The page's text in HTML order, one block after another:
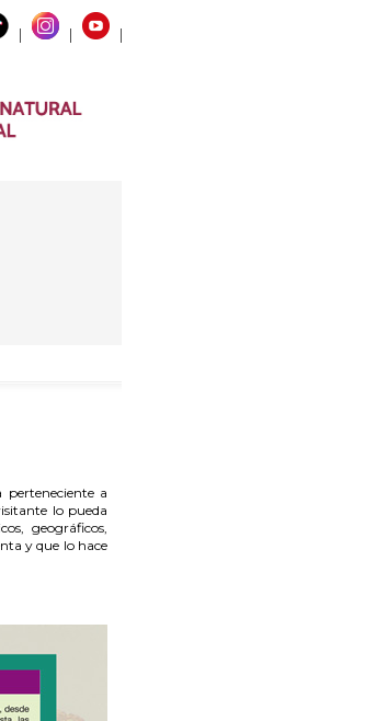
perteneciente a
lo pueda
geográficos,
y que lo hace